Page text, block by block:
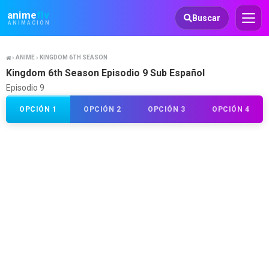
animeflv
ANIMACIÓN
Animeflv Buscar
ANIME KINGDOM 6TH SEASON
Kingdom 6th Season Episodio 9 Sub Español
Episodio 9
OPCIÓN 1 OPCIÓN 2 OPCIÓN 3 OPCIÓN 4